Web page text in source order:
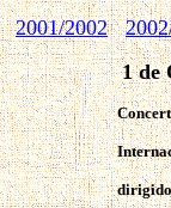
2001/2002
1 de